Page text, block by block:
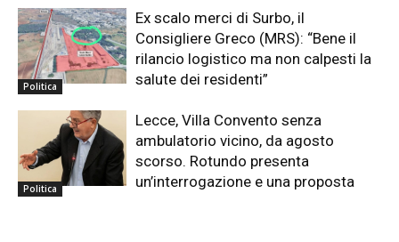
Politica
Ex scalo merci di Surbo, il
Consigliere Greco (MRS): “Bene il
rilancio logistico ma non calpesti la
salute dei residenti”
Politica
Lecce, Villa Convento senza
ambulatorio vicino, da agosto
scorso. Rotundo presenta
un’interrogazione e una proposta